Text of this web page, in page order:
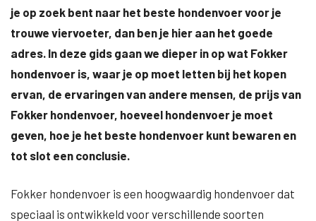
je op zoek bent naar het beste hondenvoer voor je
trouwe viervoeter, dan ben je hier aan het goede
adres. In deze gids gaan we dieper in op wat Fokker
hondenvoer is, waar je op moet letten bij het kopen
ervan, de ervaringen van andere mensen, de prijs van
Fokker hondenvoer, hoeveel hondenvoer je moet
geven, hoe je het beste hondenvoer kunt bewaren en
tot slot een conclusie.
Fokker hondenvoer is een hoogwaardig hondenvoer dat
speciaal is ontwikkeld voor verschillende soorten